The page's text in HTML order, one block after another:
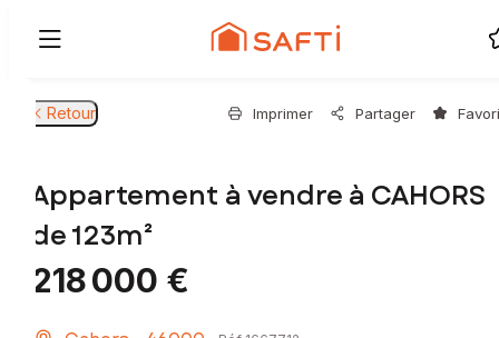
Retour Imprimer Partager
Appartement à vendre à CAHORS
de 123m²
218 000 €